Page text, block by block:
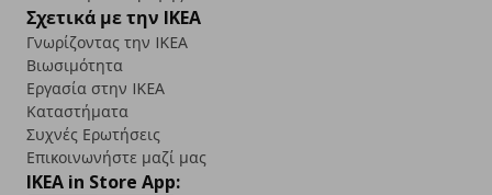
Σχετικά με την IKEA
Γνωρίζοντας την IKEA
Βιωσιμότητα
Εργασία στην IKEA
Καταστήματα
Συχνές Ερωτήσεις
Επικοινωνήστε μαζί μας
IKEA in Store App: